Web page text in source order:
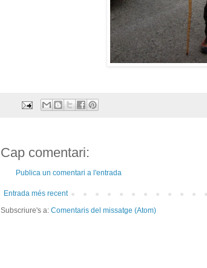
Cap comentari:
Publica un comentari a l'entrada
Entrada més recent
Subscriure's a: Comentaris del missatge (Atom)